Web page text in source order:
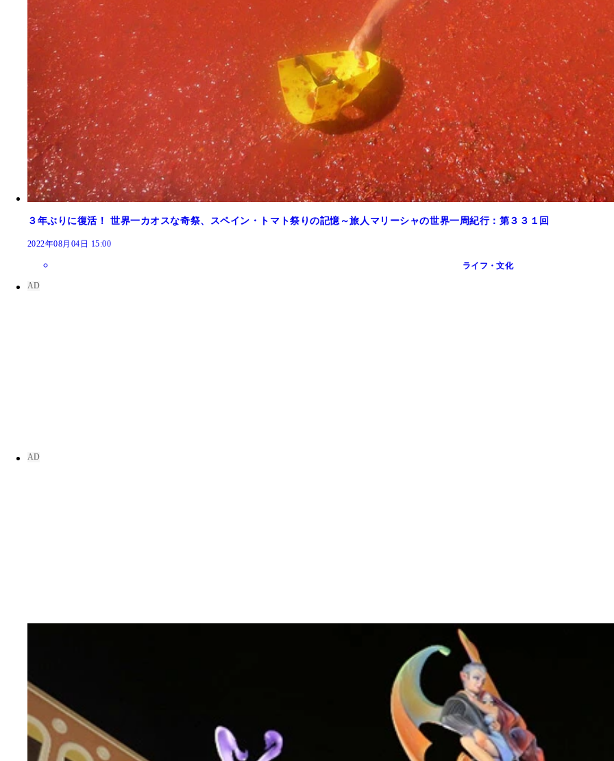
３年ぶりに復活！ 世界一カオスな奇祭、スペイン・トマト祭りの記憶～旅人マリーシャの世界一周紀行：第３３１回
2022年08月04日 15:00
ライフ・文化